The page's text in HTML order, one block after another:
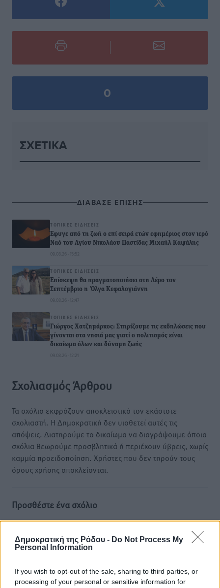
Δημοκρατική της Ρόδου - Do Not Process My
Personal Information
If you wish to opt-out of the sale, sharing to third parties, or
processing of your personal or sensitive information for
0
ΣΧΕΤΙΚΆ
ΔΙΑΒΑΣΕ ΕΠΙΣΗΣ
ΤΟΠΙΚΈΣ ΕΙΔΉΣΕΙΣ
Έφυγε από τη ζωή ο επί σειρά ετών εφημέριος στον ιερό
Ναό του Αγίου Νικολάου Παστίδας Μιχαήλ Καψάλης
09.08.26 · 15:52
ΤΟΠΙΚΈΣ ΕΙΔΉΣΕΙΣ
Επίσκεψη θα πραγματοποιήσει στη Λέρο τον
Σεπτέμβριο η Όλγα Κεφαλογιάννη
09.08.26 · 12:47
ΤΟΠΙΚΈΣ ΕΙΔΉΣΕΙΣ
Γιώργος Χατζημάρκος: Στηρίζουμε τις εκδηλώσεις που
γίνονται στα νησιά μας γιατί ο πολιτισμός είναι
δικαίωμα όλων και δύναμη ζωής
09.08.26 · 12:21
Σχολιασμός Άρθρου
Τα σχόλια εκφράζουν αποκλειστικά τον εκάστοτε
σχολιαστή. Η Δημοκρατική δεν υιοθετεί αυτές τις
απόψεις. Διατηρούμε το δικαίωμα να διαγράψουμε όποια
σχόλια θεωρούμε προσβλητικά ή περιέχουν ύβρεις, χωρίς
καμμία προειδοποίηση. Χρήστες που δεν τηρούν τους
όρους χρήσης αποκλείονται.
Προσθέστε ένα σχόλιο
Το E-mail δεν θα δημοσιευτεί.
Πρέπει να συμπληρωθούν όλα τα πεδία για την